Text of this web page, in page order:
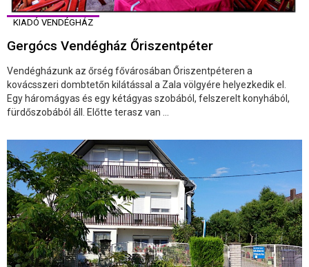
KIADÓ VENDÉGHÁZ
Gergócs Vendégház Őriszentpéter
Vendégházunk az őrség fővárosában Őriszentpéteren a
kovácsszeri dombtetőn kilátással a Zala völgyére helyezkedik el.
Egy háromágyas és egy kétágyas szobából, felszerelt konyhából,
fürdőszobából áll. Előtte terasz van ...